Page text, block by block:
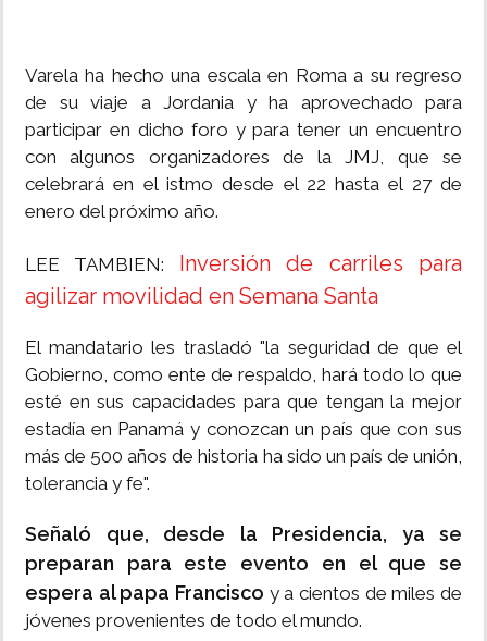
Varela ha hecho una escala en Roma a su regreso
de su viaje a Jordania y ha aprovechado para
participar en dicho foro y para tener un encuentro
con algunos organizadores de la JMJ, que se
celebrará en el istmo desde el 22 hasta el 27 de
enero del próximo año.
LEE TAMBIEN: Inversión de carriles para
agilizar movilidad en Semana Santa
El mandatario les trasladó "la seguridad de que el
Gobierno, como ente de respaldo, hará todo lo que
esté en sus capacidades para que tengan la mejor
estadía en Panamá y conozcan un país que con sus
más de 500 años de historia ha sido un país de unión,
tolerancia y fe".
Señaló que, desde la Presidencia, ya se
preparan para este evento en el que se
espera al papa Francisco y a cientos de miles de
jóvenes provenientes de todo el mundo.